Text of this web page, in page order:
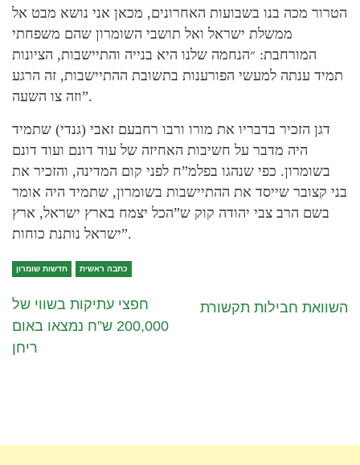
הטרור מכה בנו בשבועות האחרונים, מכאן אני נושא מבט אל
ממשלת ישראל ואל תושבי השומרון שהם משפחתי
המורחבת: ״הנחמה שלנו היא בנייה והתיישבות, הציונות
תמיד ענתה למעשי הפורענות בתשובת ההתיישבות, זה הרגע
וזה צו השעה”.
דגן הזכיר בדבריו את מורו ורבו רחבעם זאבי (גנדי) שתמיד
היה מדבר על חשיבות האחיזה של עוד דונם ועוד דונם
בשומרון. כפי שנהגו בפלמ”ח לפני קום המדינה, והזכיר את
בני קצובר שייסד את ההתיישבות בשומרון, שתמיד היה אומר
בשם הרב צבי יהודה קוק ש”הכל יצמח בארץ ישראל, ארץ
ישראל נותנת כוחות”.
חדשות שומרון כתבה ראשית
חפצי עתיקות בשווי של
200,000 ש”ח נמצאו באום
ריחן
השוואת חבילות תקשורת